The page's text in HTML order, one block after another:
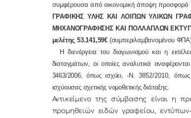
συμφέρουσα από οικονομική άποψη προσφορά
ΓΡΑΦΙΚΗΣ ΥΛΗΣ ΚΑΙ ΛΟΙΠΩΝ ΥΛΙΚΩΝ
ΜΗΧΑΝΟΓΡΑΦΗΣΗΣ ΚΑΙ ΠΟΛΛΑΠΛΩΝ
μελέτης 53.141,59€ (συμπεριλαμβανομένου
Η διενέργεια του διαγωνισμού και η
διαταγμάτων, οι οποίες αναλυτικά
3463/2006, όπως ισχύει, -N. 3852/2010, όπως
ισχύουσας σχετικής νομοθετικής διάταξης.
Αντικείμενο της σύμβασης είναι η
προμηθειών ειδών γραφείου,